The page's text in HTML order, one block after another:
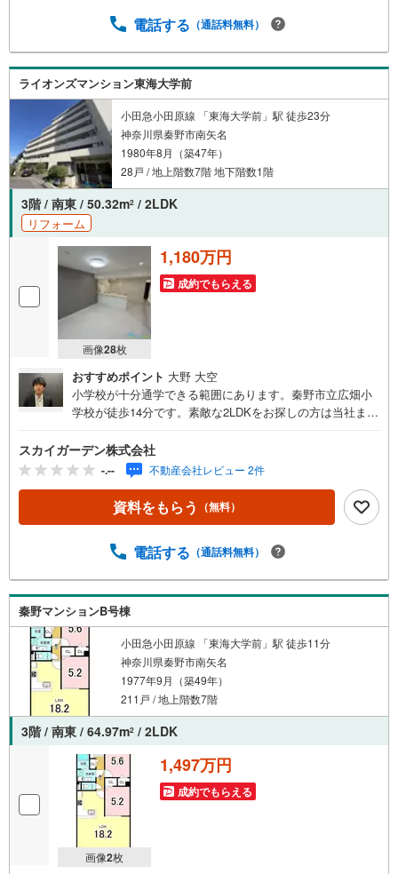
電話する （通話料無料）
ライオンズマンション東海大学前
小田急小田原線 「東海大学前」駅 徒歩23分
神奈川県秦野市南矢名
1980年8月（築47年）
28戸 / 地上階数7階 地下階数1階
3階 / 南東 / 50.32m2 / 2LDK
リフォーム
画像28枚
1,180万円
成約でもらえる
おすすめポイント 大野 大空
小学校が十分通学できる範囲にあります。秦野市立広畑小
学校が徒歩14分です。素敵な2LDKをお探しの方は当社ま
に過ごせますよ。夏も冬も欠かせないエアコン付きの物件
です。シューズボックス付きなので玄関に靴がかさばるこ
ともありません。来訪者をモニターで確認できるTVインタ
ーホン付きです。システムキッチンは使いやすく汚れにく
いのでご好評です。
スカイガーデン株式会社
-.-- 不動産会社レビュー 2件
資料をもらう （無料）
電話する （通話料無料）
秦野マンションB号棟
小田急小田原線 「東海大学前」駅 徒歩11分
神奈川県秦野市南矢名
1977年9月（築49年）
211戸 / 地上階数7階
3階 / 南東 / 64.97m2 / 2LDK
画像2枚
1,497万円
成約でもらえる